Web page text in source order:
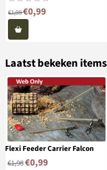
Van 1,98 voor 0,99
€1,98€0,99
Laatst bekeken items
Flexi Feeder Carrier Falcon
€1,98€0,99